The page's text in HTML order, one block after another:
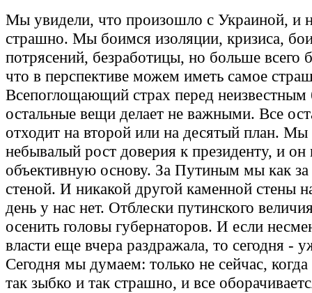
Мы увидели, что произошло с Украиной, и
страшно. Мы боимся изоляции, кризиса,
потрясений, безработицы, но больше всего
что в перспективе можем иметь самое
Всепоглощающий страх перед
остальные вещи делает не важными. Все
отходит на второй или на десятый план.
небывалый рост доверия к президенту, и он
объективную основу. За Путиным мы как
стеной. И никакой другой каменной стены
день у нас нет. Отблески путинского
осенить головы губернаторов. И если
власти еще вчера раздражала, то сегодня -
Сегодня мы думаем: только не сейчас,
так зыбко и так страшно, и все